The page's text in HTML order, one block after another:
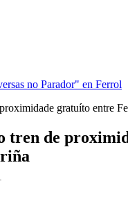
gratuíto entre
tren de